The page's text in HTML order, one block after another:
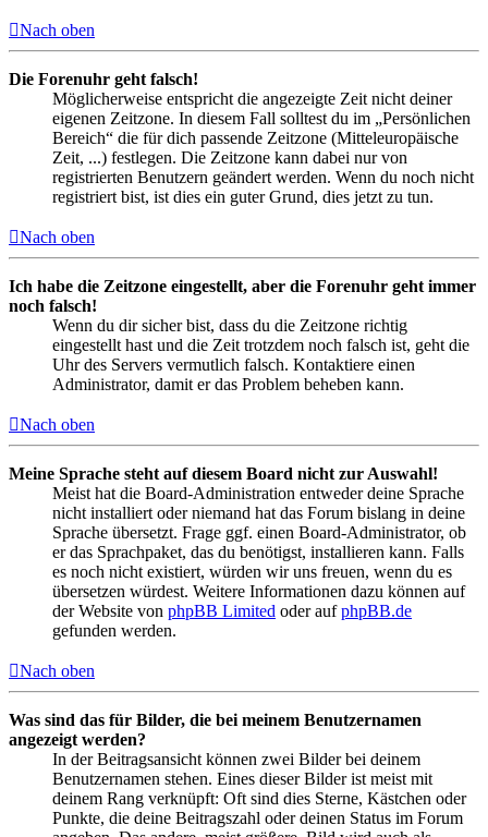
Nach oben
Die Forenuhr geht falsch!
Möglicherweise entspricht die angezeigte Zeit nicht deiner
eigenen Zeitzone. In diesem Fall solltest du im „Persönlichen
Bereich“ die für dich passende Zeitzone (Mitteleuropäische
Zeit, ...) festlegen. Die Zeitzone kann dabei nur von
registrierten Benutzern geändert werden. Wenn du noch nicht
registriert bist, ist dies ein guter Grund, dies jetzt zu tun.
Nach oben
Ich habe die Zeitzone eingestellt, aber die Forenuhr geht immer
noch falsch!
Wenn du dir sicher bist, dass du die Zeitzone richtig
eingestellt hast und die Zeit trotzdem noch falsch ist, geht die
Uhr des Servers vermutlich falsch. Kontaktiere einen
Administrator, damit er das Problem beheben kann.
Nach oben
Meine Sprache steht auf diesem Board nicht zur Auswahl!
Meist hat die Board-Administration entweder deine Sprache
nicht installiert oder niemand hat das Forum bislang in deine
Sprache übersetzt. Frage ggf. einen Board-Administrator, ob
er das Sprachpaket, das du benötigst, installieren kann. Falls
es noch nicht existiert, würden wir uns freuen, wenn du es
übersetzen würdest. Weitere Informationen dazu können auf
der Website von phpBB Limited oder aufphpBB.de
gefunden werden.
Nach oben
Was sind das für Bilder, die bei meinem Benutzernamen
angezeigt werden?
In der Beitragsansicht können zwei Bilder bei deinem
Benutzernamen stehen. Eines dieser Bilder ist meist mit
deinem Rang verknüpft: Oft sind dies Sterne, Kästchen oder
Punkte, die deine Beitragszahl oder deinen Status im Forum